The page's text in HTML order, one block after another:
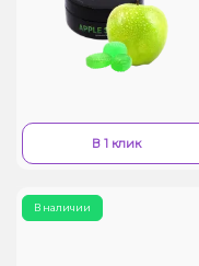
В 1 клик
В наличии